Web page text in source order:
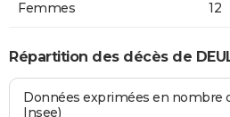
Femmes 12
Répartition des décès de
Données exprimées en nombre
Insee)